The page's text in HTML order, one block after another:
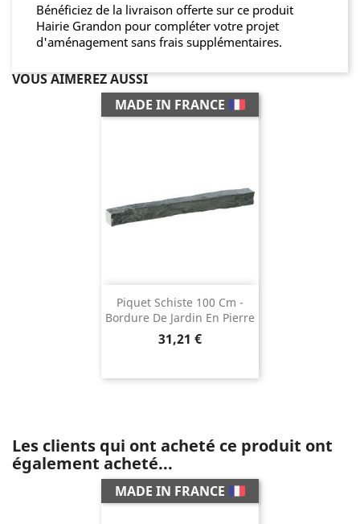
Bénéficiez de la livraison offerte sur ce produit
Hairie Grandon pour compléter votre projet
d'aménagement sans frais supplémentaires.
VOUS AIMEREZ AUSSI
Piquet Schiste 100 Cm -
Bordure De Jardin En Pierre
Prix
31,21 €
MADE IN FRANCE
Les clients qui ont acheté ce produit ont
également acheté...
MADE IN FRANCE